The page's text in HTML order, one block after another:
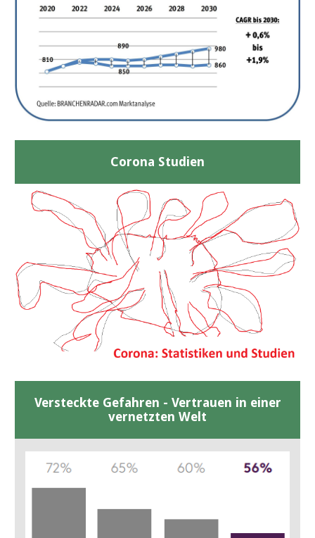
Corona Studien
Versteckte Gefahren - Vertrauen in einer
vernetzten Welt